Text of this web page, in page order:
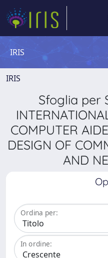
IRIS
IRIS
Sfoglia per
COMPUTER
DESIGN OF
AND
Ordina per:
In ordine: